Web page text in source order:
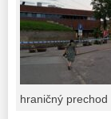
hraničný prechod